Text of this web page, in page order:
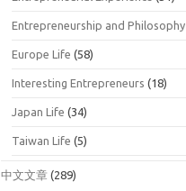
Entrepreneurship and Philosophy
Europe Life (58)
Interesting Entrepreneurs (18)
Japan Life (34)
Taiwan Life (5)
中文文章 (289)